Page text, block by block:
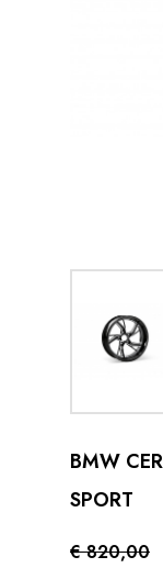
BMW
SPORT
€ 820,00